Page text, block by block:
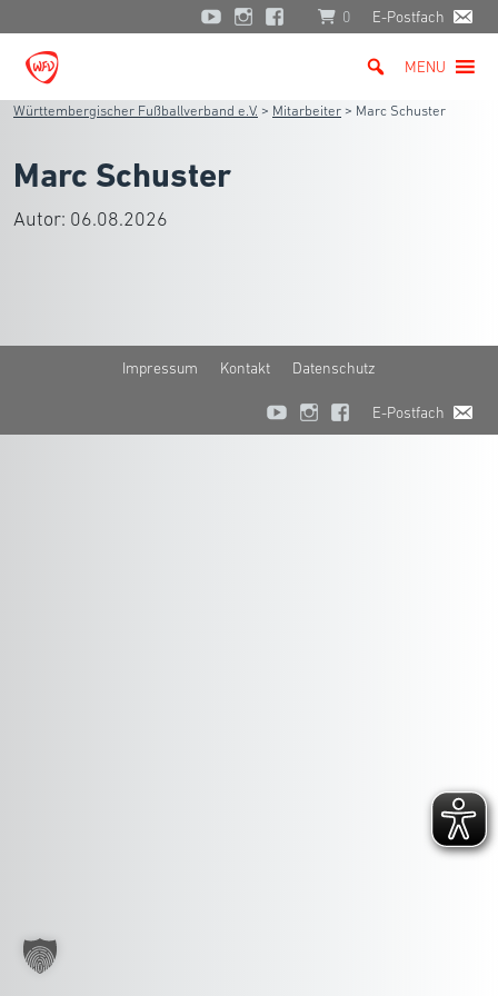
0 E-Postfach
MENU
Württembergischer Fußballverband e.V. > Mitarbeiter > Marc Schuster
Marc Schuster
Autor: 06.08.2026
Impressum Kontakt Datenschutz
E-Postfach